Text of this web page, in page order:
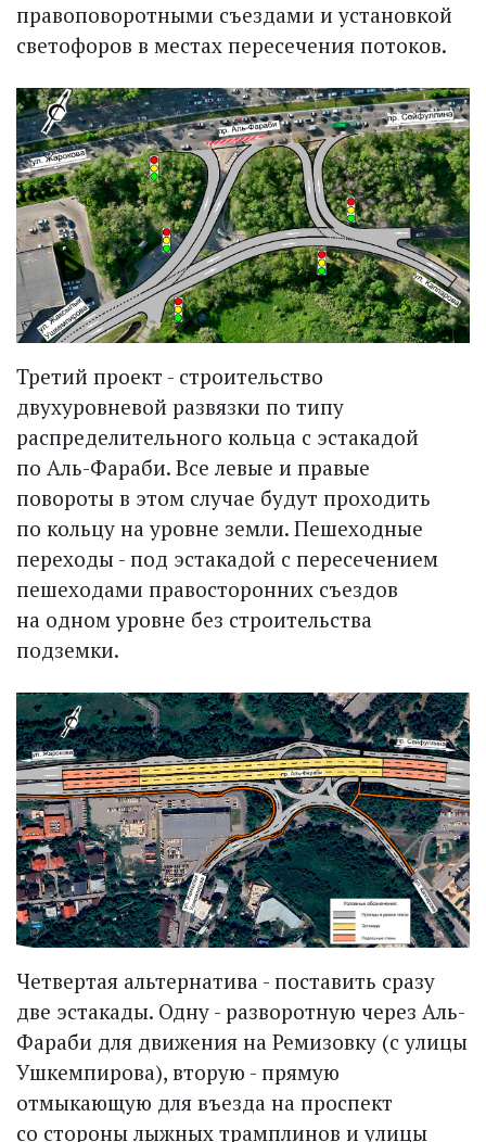
правоповоротными съездами и установкой
светофоров в местах пересечения потоков.
Третий проект - строительство
двухуровневой развязки по типу
распределительного кольца с эстакадой
по Аль-Фараби. Все левые и правые
повороты в этом случае будут проходить
по кольцу на уровне земли. Пешеходные
переходы - под эстакадой с пересечением
пешеходами правосторонних съездов
на одном уровне без строительства
подземки.
Четвертая альтернатива - поставить сразу
две эстакады. Одну - разворотную через Аль-
Фараби для движения на Ремизовку (с улицы
Ушкемпирова), вторую - прямую
отмыкающую для въезда на проспект
со стороны лыжных трамплинов и улицы